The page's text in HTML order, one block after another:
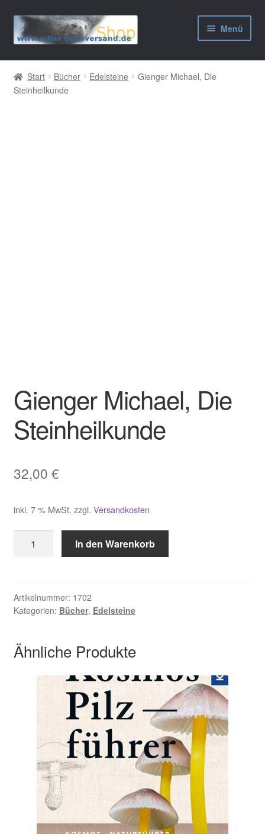
Zur
Navigation
Zum
Inhalt
Menü
AGB
Widerrufsbelehrung
Start Bücher Edelsteine
Gienger Michael, Die
Steinheilkunde
Gienger Michael, Die
Steinheilkunde
32,00 €
inkl. 7 % MwSt. zzgl. Versandkosten
Michael,
Menge
In den Warenkorb
Artikelnummer: 1702
Kategorien: Bücher, Edelsteine
Ähnliche Produkte